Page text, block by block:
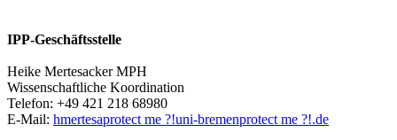
IPP-Geschäftsstelle
Heike Mertesacker MPH
Wissenschaftliche Koordination
Telefon: +49 421 218 68980
E-Mail: hmertesaprotect me ?!uni-bremenprotect me ?!.de